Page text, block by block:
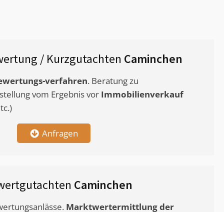
/ Kurzgutachten Caminchen
verfahren. Beratung zu
vom Ergebnis vor Immobilienverkauf
Anfragen
Caminchen
Marktwertermittlungder